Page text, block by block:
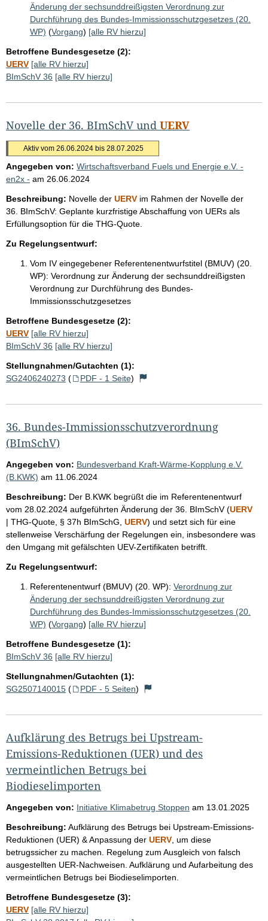
e
i
e
Änderung der sechsunddreißigsten Verordnung zur
Durchführung des Bundes-Immissionsschutzgesetzes (20.
WP) (Vorgang) [alle RV hierzu]
Betroffene Bundesgesetze (2):
UERV [alle RV hierzu]
BImSchV 36 [alle RV hierzu]
Novelle der 36. BImSchV und UERV
Aktiv vom 26.06.2024 bis 28.07.2025
Angegeben von: Wirtschaftsverband Fuels und Energie e.V. -
en2x - am 26.06.2024
Beschreibung: Novelle der UERV im Rahmen der Novelle der
36. BImSchV: Geplante kurzfristige Abschaffung von UERs als
Erfüllungsoption für die THG-Quote.
Zu Regelungsentwurf:
Vom IV eingegebener Referentenentwurfstitel (BMUV) (20.
WP): Verordnung zur Änderung der sechsunddreißigsten
Verordnung zur Durchführung des Bundes-
Immissionsschutzgesetzes
Betroffene Bundesgesetze (2):
UERV [alle RV hierzu]
BImSchV 36 [alle RV hierzu]
Stellungnahmen/Gutachten (1):
SG2406240273 ( PDF - 1 Seite)
36. Bundes-Immissionsschutzverordnung
(BImSchV)
Angegeben von: Bundesverband Kraft-Wärme-Kopplung e.V.
(B.KWK) am 11.06.2024
Beschreibung: Der B.KWK begrüßt die im Referentenentwurf
vom 28.02.2024 aufgeführten Änderung der 36. BImSchV (UERV
| THG-Quote, § 37h BImSchG, UERV) und setzt sich für eine
stellenweise Verschärfung der Regelungen ein, insbesondere was
den Umgang mit gefälschten UEV-Zertifikaten betrifft.
Zu Regelungsentwurf:
Referentenentwurf (BMUV) (20. WP): Verordnung zur
Änderung der sechsunddreißigsten Verordnung zur
Durchführung des Bundes-Immissionsschutzgesetzes (20.
WP) (Vorgang) [alle RV hierzu]
Betroffene Bundesgesetze (1):
BImSchV 36 [alle RV hierzu]
Stellungnahmen/Gutachten (1):
SG2507140015 ( PDF - 5 Seiten)
Aufklärung des Betrugs bei Upstream-
Emissions-Reduktionen (UER) und des
vermeintlichen Betrugs bei
Biodieselimporten
Angegeben von: Initiative Klimabetrug Stoppen am 13.01.2025
Beschreibung: Aufklärung des Betrugs bei Upstream-Emissions-
Reduktionen (UER) & Anpassung der UERV , um diese
betrugssicher zu machen. Regelung zum Ausgleich von falsch
ausgestellten UER-Nachweisen. Aufklärung und Aufarbeitung des
vermeintlichen Betrugs bei Biodieselimporten.
Betroffene Bundesgesetze (3):
UERV [alle RV hierzu]